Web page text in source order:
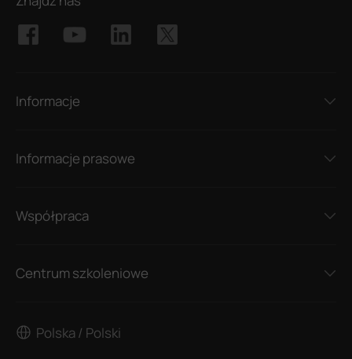
Informacje
Informacje prasowe
Współpraca
Centrum szkoleniowe
Polska / Polski